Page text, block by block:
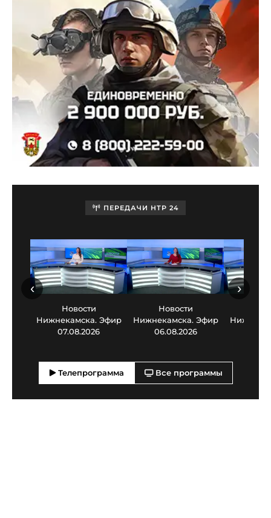
ПЕРЕДАЧИ НТР 24
Новости
Нижнекамска. Эфир
07.08.2026
Новости
Нижнекамска. Эфир
06.08.2026
‹ ›
Телепрограмма Все программы